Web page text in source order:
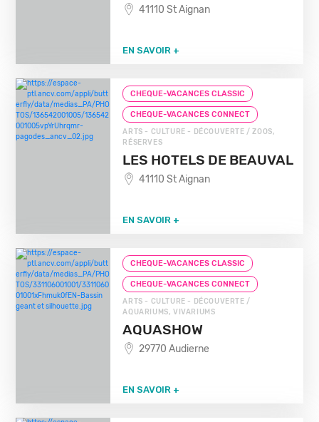
41110 St Aignan
EN SAVOIR +
CHEQUE-VACANCES CLASSIC
CHEQUE-VACANCES CONNECT
ARTS - CULTURE - DÉCOUVERTE / ZOOS,
RÉSERVES
LES HOTELS DE BEAUVAL
41110 St Aignan
EN SAVOIR +
CHEQUE-VACANCES CLASSIC
CHEQUE-VACANCES CONNECT
ARTS - CULTURE - DÉCOUVERTE /
AQUARIUMS, VIVARIUMS
AQUASHOW
29770 Audierne
EN SAVOIR +